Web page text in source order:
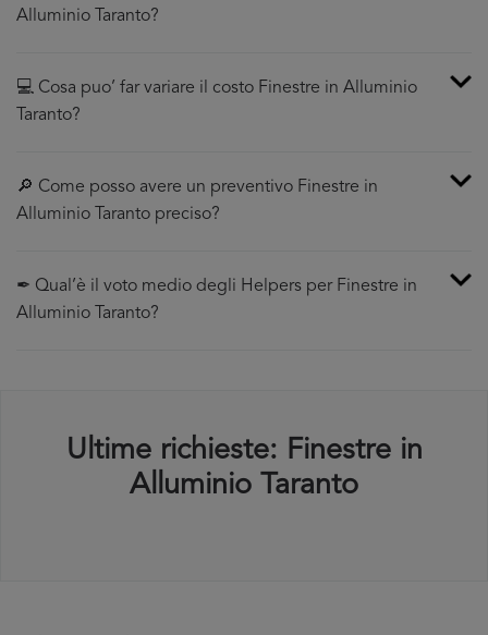
Alluminio Taranto?
💻 Cosa puo’ far variare il costo Finestre in Alluminio
Taranto?
🔎 Come posso avere un preventivo Finestre in
Alluminio Taranto preciso?
✒ Qual’è il voto medio degli Helpers per Finestre in
Alluminio Taranto?
Ultime richieste: Finestre in
Alluminio Taranto